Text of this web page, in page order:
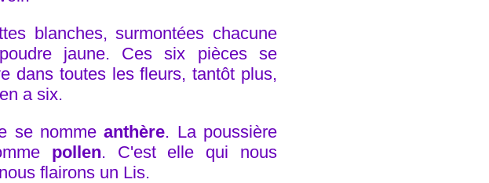
blanches, surmontées chacune
jaune. Ces six pièces se
dans toutes les fleurs, tantôt plus,
a six.
se nommeanthère. La poussière
pollen. C'est elle qui nous
flairons un Lis.